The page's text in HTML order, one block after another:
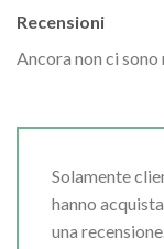
Recensioni
Ancora non ci sono
Solamente
hanno
una